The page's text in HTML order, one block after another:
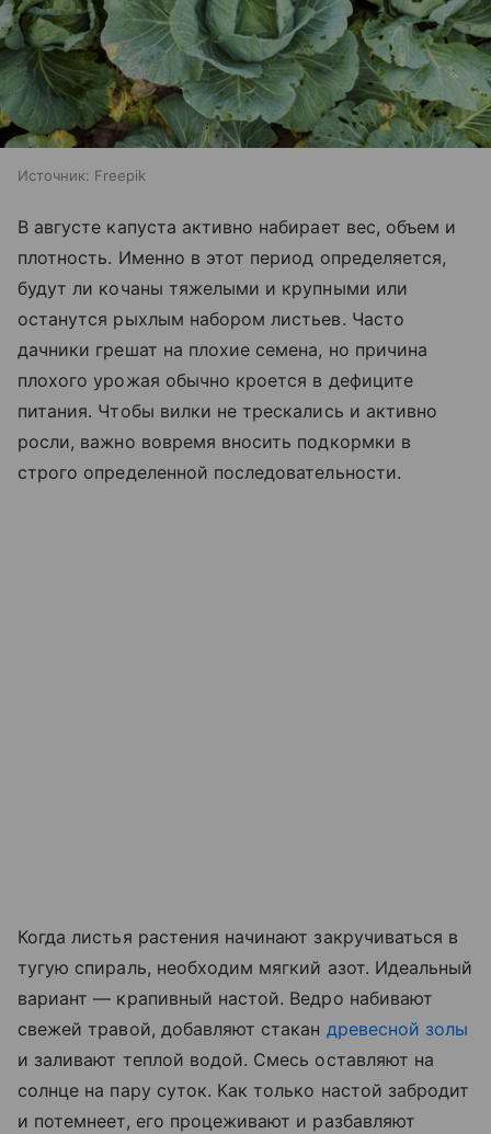
Источник: Freepik
В августе капуста активно набирает вес, объем и
плотность. Именно в этот период определяется,
будут ли кочаны тяжелыми и крупными или
останутся рыхлым набором листьев. Часто
дачники грешат на плохие семена, но причина
плохого урожая обычно кроется в дефиците
питания. Чтобы вилки не трескались и активно
росли, важно вовремя вносить подкормки в
строго определенной последовательности.
Когда листья растения начинают закручиваться в
тугую спираль, необходим мягкий азот. Идеальный
вариант — крапивный настой. Ведро набивают
свежей травой, добавляют стакан древесной золы
и заливают теплой водой. Смесь оставляют на
солнце на пару суток. Как только настой забродит
и потемнеет, его процеживают и разбавляют